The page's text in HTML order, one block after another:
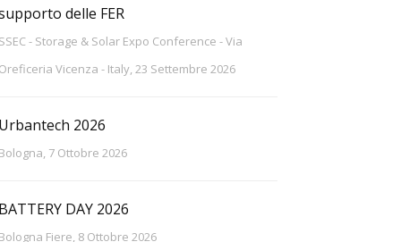
delle FER
- Storage & Solar Expo Conference - Via
Vicenza - Italy, 23 Settembre 2026
2026
7 Ottobre 2026
DAY 2026
Fiere, 8 Ottobre 2026